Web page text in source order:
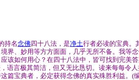
持名念佛四十八法，是净土行者必读的宝典。
界、妙用等方方面面，几乎无所不备。我等
该如何用心？在四十八法中，皆可找到完美
语言极其简洁，但又无比恳切。读来每每令
篇宝典者，必定获得念佛的真实殊胜利益。(